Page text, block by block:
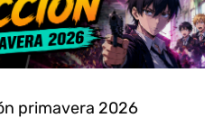
primavera 2026